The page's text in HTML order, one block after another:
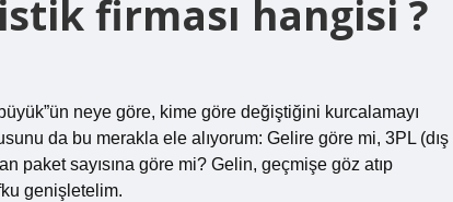
firması hangisi ?
neye göre, kime göre değiştiğini kurcalamayı
da bu merakla ele alıyorum: Gelire göre mi, 3PL (dış
paket sayısına göre mi? Gelin, geçmişe göz atıp
genişletelim.